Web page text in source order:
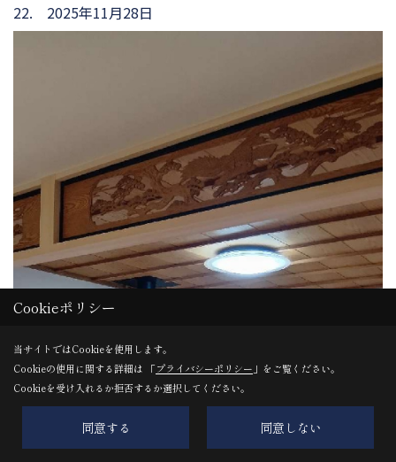
22. 2025年11月28日
Cookieポリシー
当サイトではCookieを使用します。
Cookieの使用に関する詳細は 「プライバシーポリシー 」をご覧ください。
Cookieを受け入れるか拒否するか選択してください。
同意する 同意しない